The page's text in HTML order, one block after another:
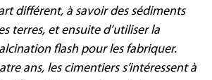
différent, à savoir des sédiments
terres, et ensuite d’utiliser la
flash pour les fabriquer.
ans, les cimentiers s’intéressent à